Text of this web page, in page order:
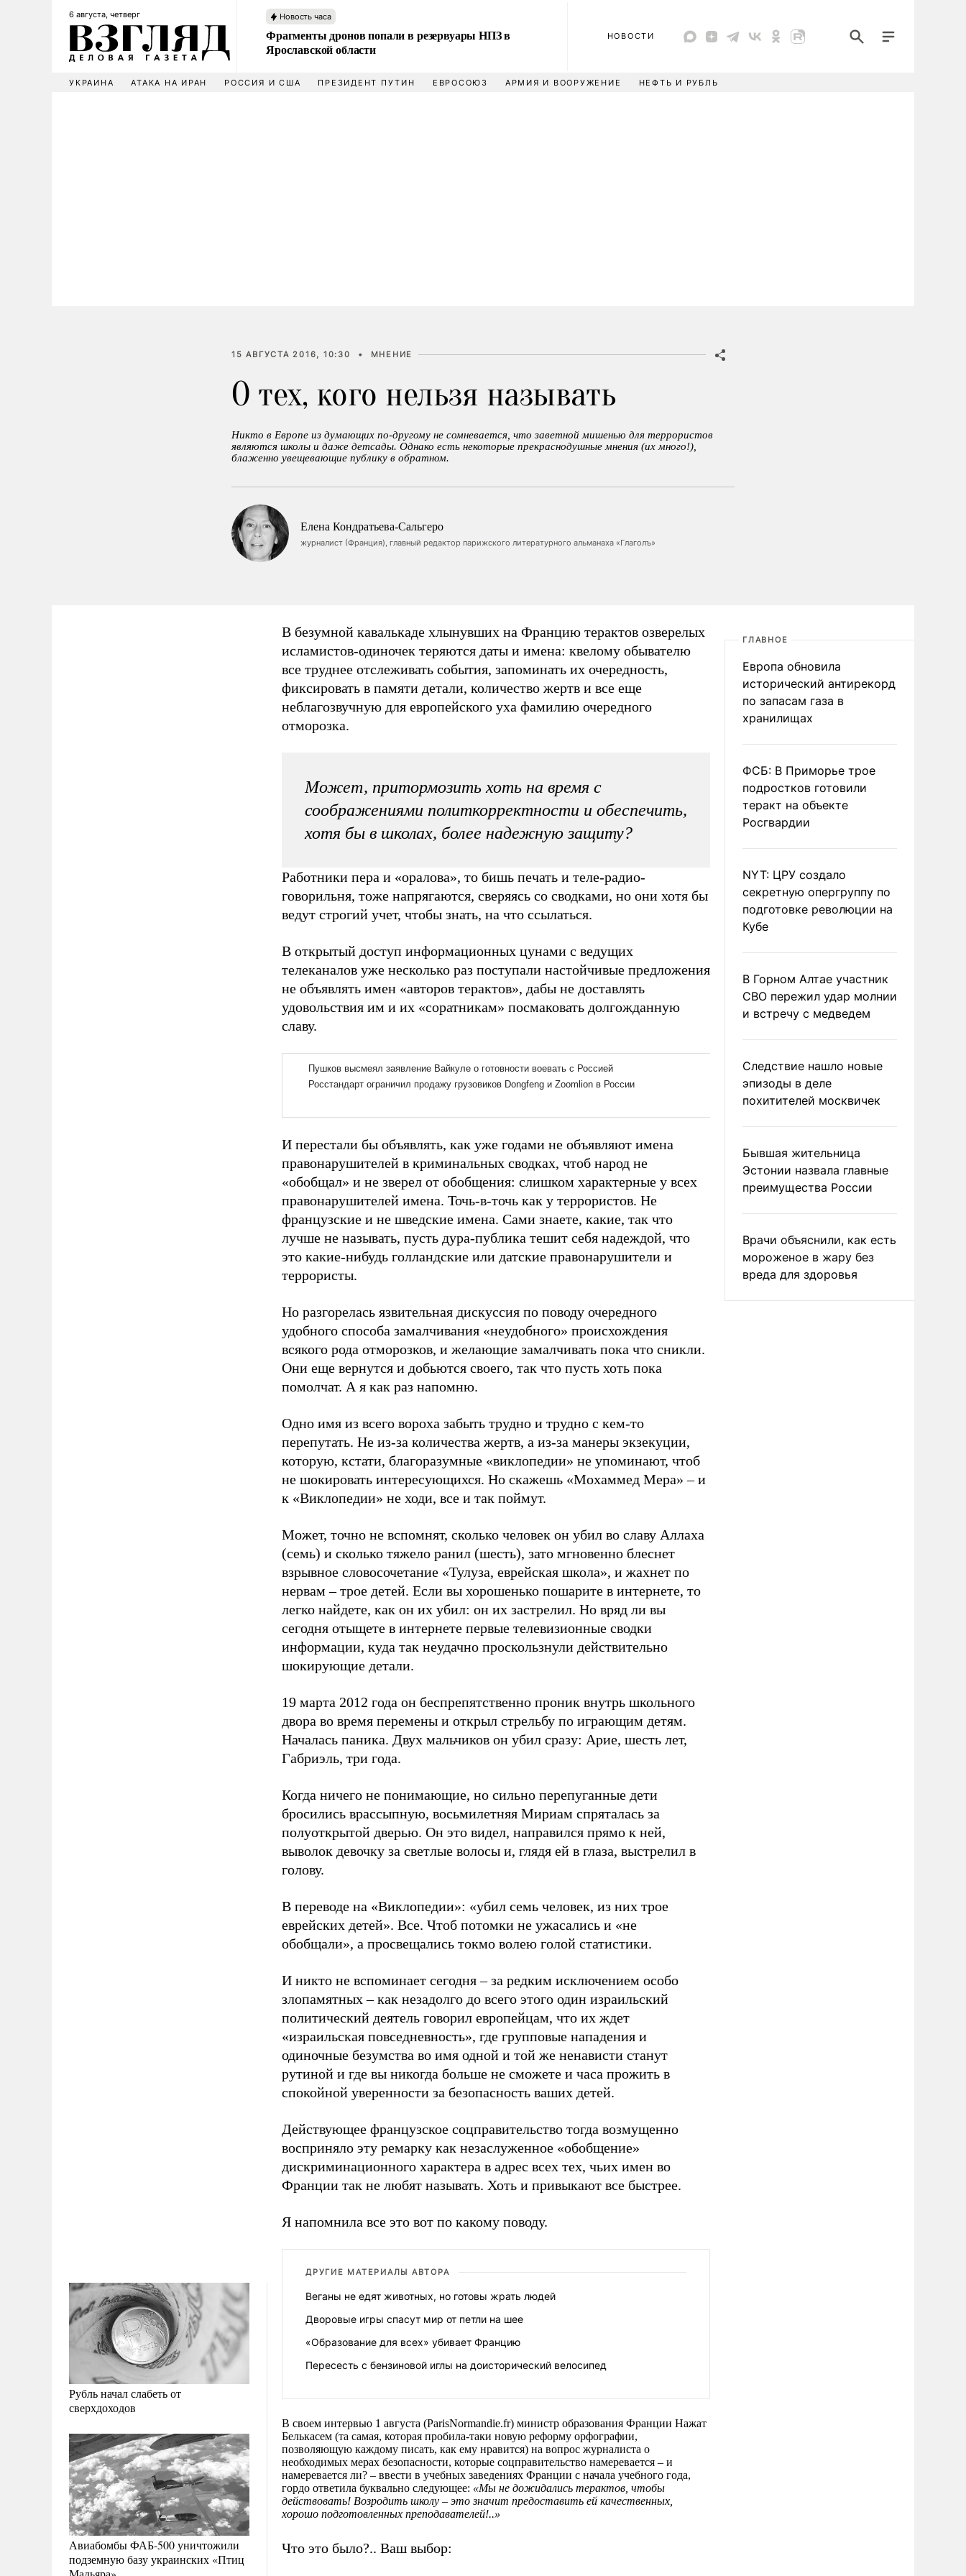
6 августа, четверг Новость часа
Фрагменты дронов попали в резервуары НПЗ в
Ярославской области
НОВОСТИ
УКРАИНА АТАКА НА ИРАН РОССИЯ И США ПРЕЗИДЕНТ ПУТИН ЕВРОСОЮЗ АРМИЯ И ВООРУЖЕНИЕ НЕФТЬ И РУБЛЬ
15 АВГУСТА 2016, 10:30 • МНЕНИЕ
О тех, кого нельзя называть
Никто в Европе из думающих по-другому не сомневается, что заветной мишенью для террористов
являются школы и даже детсады. Однако есть некоторые прекраснодушные мнения (их много!),
блаженно увещевающие публику в обратном.
Елена Кондратьева-Сальгеро
журналист (Франция), главный редактор парижского литературного альманаха «Глаголъ»
Рубль начал слабеть от
сверхдоходов
Авиабомбы ФАБ-500 уничтожили
подземную базу украинских «Птиц
В безумной кавалькаде хлынувших на Францию терактов озверелых
исламистов-одиночек теряются даты и имена: квелому обывателю
все труднее отслеживать события, запоминать их очередность,
фиксировать в памяти детали, количество жертв и все еще
неблагозвучную для европейского уха фамилию очередного
отморозка.
Может, притормозить хоть на время с
соображениями политкорректности и обеспечить,
хотя бы в школах, более надежную защиту?
Работники пера и «оралова», то бишь печать и теле-радио-
говорильня, тоже напрягаются, сверяясь со сводками, но они хотя бы
ведут строгий учет, чтобы знать, на что ссылаться.
В открытый доступ информационных цунами с ведущих
телеканалов уже несколько раз поступали настойчивые предложения
не объявлять имен «авторов терактов», дабы не доставлять
удовольствия им и их «соратникам» посмаковать долгожданную
славу.
И перестали бы объявлять, как уже годами не объявляют имена
правонарушителей в криминальных сводках, чтоб народ не
«обобщал» и не зверел от обобщения: слишком характерные у всех
правонарушителей имена. Точь-в-точь как у террористов. Не
французские и не шведские имена. Сами знаете, какие, так что
лучше не называть, пусть дура-публика тешит себя надеждой, что
это какие-нибудь голландские или датские правонарушители и
террористы.
Но разгорелась язвительная дискуссия по поводу очередного
удобного способа замалчивания «неудобного» происхождения
всякого рода отморозков, и желающие замалчивать пока что сникли.
Они еще вернутся и добьются своего, так что пусть хоть пока
помолчат. А я как раз напомню.
Одно имя из всего вороха забыть трудно и трудно с кем-то
перепутать. Hе из-за количества жертв, а из-за манеры экзекуции,
которую, кстати, благоразумные «виклопедии» не упоминают, чтоб
не шокировать интересующихся. Но скажешь «Мохаммед Мера» – и
к «Виклопедии» не ходи, все и так поймут.
Может, точно не вспомнят, сколько человек он убил во славу Аллаха
(семь) и сколько тяжело ранил (шесть), зато мгновенно блеснет
взрывное словосочетание «Тулузa, еврейская школа», и жахнет по
нервам – трое детей. Если вы хорошенько пошарите в интернете, то
легко найдете, как он их убил: он их застрелил. Но вряд ли вы
сегодня отыщете в интернете первые телевизионные сводки
информации, куда так неудачно проскользнули действительно
шокирующие детали.
19 марта 2012 года он беспрепятственно проник внутрь школьного
двора во время перемены и открыл стрельбу по играющим детям.
Началась паника. Двух мальчиков он убил сразу: Арие, шесть лет,
Габриэль, три года.
Когда ничего не понимающие, но сильно перепуганные дети
бросились врассыпную, восьмилетняя Мириам спряталась за
полуоткрытой дверью. Он это видел, направился прямо к ней,
выволок девочку за светлые волосы и, глядя ей в глаза, выстрелил в
голову.
В переводе на «Виклопедии»: «убил семь человек, из них трое
еврейских детей». Все. Чтоб потомки не ужасались и «не
обобщали», а прoсвещались токмо волею голой статистики.
И никто не вспоминает сегодня – за редким исключением особо
злопамятных – как незадолго до всего этого один израильский
политический деятель говорил европейцам, что их ждет
«израильская повседневность», где групповые нападения и
одиночные безумства во имя одной и той же ненависти станут
рутиной и где вы никогда больше не сможете и часа прожить в
спокойной уверенности за безопасность ваших детей.
Действующее французское соцправительство тогда возмущенно
восприняло эту ремарку как незаслуженное «обобщение»
дискриминационного характера в адрес всех тех, чьих имен во
Франции так не любят называть. Хоть и привыкают все быстрее.
Я напомнила все это вот по какому поводу.
ДРУГИЕ МАТЕРИАЛЫ АВТОРА
Веганы не едят животных, но готовы жрать людей
Дворовые игры спасут мир от петли на шее
«Образование для всех» убивает Францию
Пересесть с бензиновой иглы на доисторический велосипед
В своем интервью 1 августа (ParisNormandie.fr) министр обрaзования Франции Нажат
Белькасем (та самая, которая пробила-таки новую реформу орфографии,
позволяющую каждому писать, как ему нравится) на вопрос журналиста о
необходимых мерах безопасности, которые соцправительство намеревается – и
намеревается ли? – ввести в учебных заведениях Франции с начала учебного года,
гордо ответила буквально следующее: «Мы не дожидались терактов, чтобы
действовать! Bозродить школу – это значит предоставить ей качественных,
хорошо подготовленных преподавателей!..»
Что это было?.. Ваш выбор:
ГЛАВНОЕ
Европа обновила
исторический антирекорд
по запасам газа в
хранилищах
ФСБ: В Приморье трое
подростков готовили
теракт на объекте
Росгвардии
NYT: ЦРУ создало
секретную опергруппу по
подготовке революции на
Кубе
В Горном Алтае участник
СВО пережил удар молнии
и встречу с медведем
Следствие нашло новые
эпизоды в деле
похитителей москвичек
Бывшая жительница
Эстонии назвала главные
преимущества России
Врачи объяснили, как есть
мороженое в жару без
вреда для здоровья